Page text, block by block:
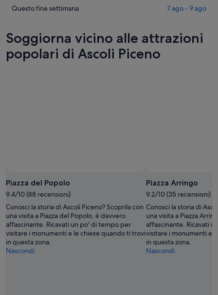
Ascoli
stasera,
ago
prezzi
Piceno
domani
Cerca
a
Ascoli
Piceno
Questo fine settimana 7 ago - 9 ago
Soggiorna vicino alle attrazioni
popolari di Ascoli Piceno
Piazza del Popolo
9.4/10 (88 recensioni)
Conosci la storia di Ascoli Piceno? Scoprila con
una visita a Piazza del Popolo, è davvero
affascinante. Ricavati un po' di tempo per
visitare i monumenti e le chiese quando ti trovi
in questa zona.
Nascondi
Piazza Arringo
9.2/10 (35 recensioni)
Conosci la storia di
una visita a Piazza
affascinante. Ricavati
visitare i monumenti e
in questa zona.
Nascondi